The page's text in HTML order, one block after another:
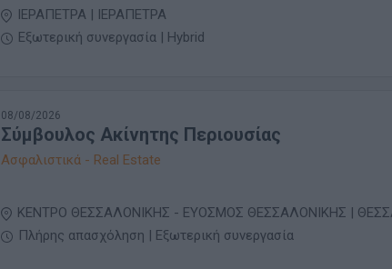
ΙΕΡΑΠΕΤΡΑ | ΙΕΡΑΠΕΤΡΑ
Εξωτερική συνεργασία | Hybrid
08/08/2026
Σύμβουλος Ακίνητης Περιουσίας
Ασφαλιστικά - Real Estate
ΚΕΝΤΡΟ ΘΕΣΣΑΛΟΝΙΚΗΣ - ΕΥΟΣΜΟΣ ΘΕΣΣΑΛΟΝΙΚΗΣ |
Πλήρης απασχόληση | Εξωτερική συνεργασία